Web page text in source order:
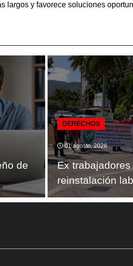
largos y favorece soluciones
de
DERECHOS
01 agosto, 2026
Ex
reinstalación